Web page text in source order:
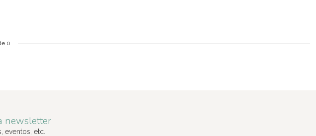
0
newsletter
eventos, etc.